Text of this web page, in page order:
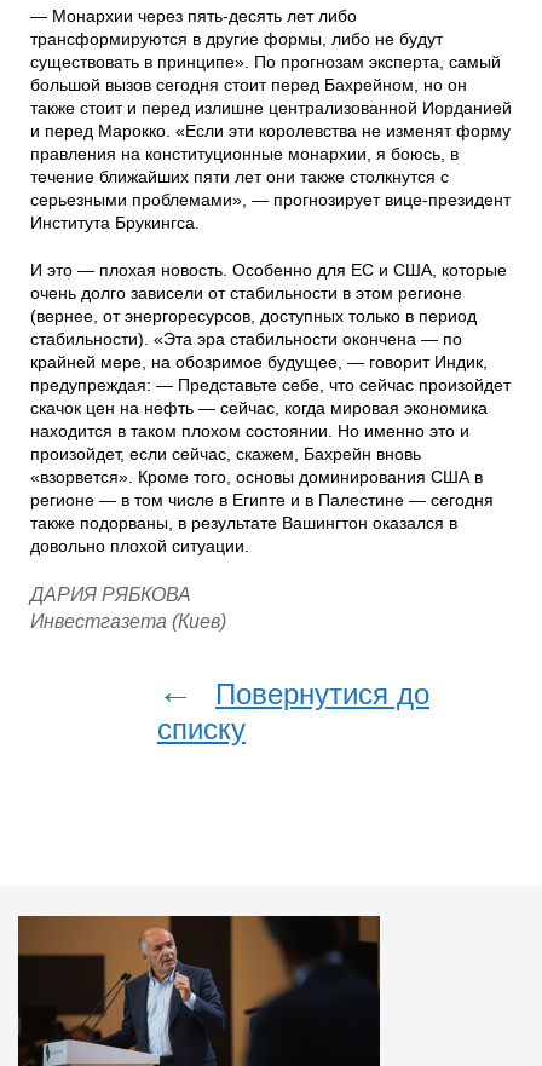
— Монархии через пять-десять лет либо
трансформируются в другие формы, либо не будут
существовать в принципе». По прогнозам эксперта, самый
большой вызов сегодня стоит перед Бахрейном, но он
также стоит и перед излишне централизованной Иорданией
и перед Марокко. «Если эти королевства не изменят форму
правления на конституционные монархии, я боюсь, в
течение ближайших пяти лет они также столкнутся с
серьезными проблемами», — прогнозирует вице-президент
Института Брукингса.
И это — плохая новость. Особенно для ЕС и США, которые
очень долго зависели от стабильности в этом регионе
(вернее, от энергоресурсов, доступных только в период
стабильности). «Эта эра стабильности окончена — по
крайней мере, на обозримое будущее, — говорит Индик,
предупреждая: — Представьте себе, что сейчас произойдет
скачок цен на нефть — сейчас, когда мировая экономика
находится в таком плохом состоянии. Но именно это и
произойдет, если сейчас, скажем, Бахрейн вновь
«взорвется». Кроме того, основы доминирования США в
регионе — в том числе в Египте и в Палестине — сегодня
также подорваны, в результате Вашингтон оказался в
довольно плохой ситуации.
ДАРИЯ РЯБКОВА
Инвестгазета (Киев)
←
Повернутися до
списку